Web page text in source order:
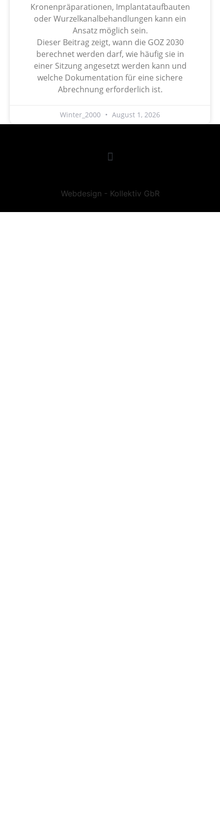
Kronenpräparationen, Implantataufbauten
oder Wurzelkanalbehandlungen kann ein
Ansatz möglich sein.
Dieser Beitrag zeigt, wann die GOZ 2030
berechnet werden darf, wie häufig sie in
einer Sitzung angesetzt werden kann und
welche Dokumentation für eine sichere
Abrechnung erforderlich ist.
Winter_2000 August 1, 2026
Webdesign - Kollektiv GbR